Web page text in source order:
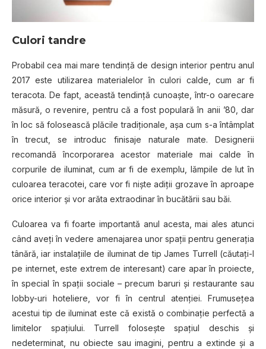
Culori tandre
Probabil cea mai mare tendință de design interior pentru anul
2017 este utilizarea materialelor în culori calde, cum ar fi
teracota. De fapt, această tendință cunoaște, într-o oarecare
măsură, o revenire, pentru că a fost populară în anii ’80, dar
în loc să folosească plăcile tradiționale, așa cum s-a întâmplat
în trecut, se introduc finisaje naturale mate. Designerii
recomandă încorporarea acestor materiale mai calde în
corpurile de iluminat, cum ar fi de exemplu, lămpile de lut în
culoarea teracotei, care vor fi niște adiții grozave în aproape
orice interior și vor arăta extraodinar în bucătării sau băi.
Culoarea va fi foarte importantă anul acesta, mai ales atunci
când aveți în vedere amenajarea unor spații pentru generația
tânără, iar instalațiile de iluminat de tip James Turrell (căutați-l
pe internet, este extrem de interesant) care apar în proiecte,
în special în spații sociale – precum baruri și restaurante sau
lobby-uri hoteliere, vor fi în centrul atenției. Frumusețea
acestui tip de iluminat este că există o combinație perfectă a
limitelor spațiului. Turrell folosește spațiul deschis și
nedeterminat, nu obiecte sau imagini, pentru a extinde și a